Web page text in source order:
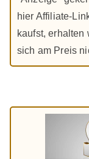
hier Affiliate-
kaufst, erhalten
sich am Preis